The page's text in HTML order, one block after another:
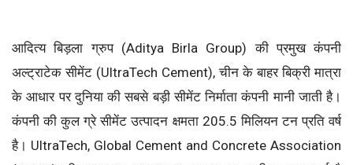
आदित्य बिड़ला ग्रुप (Aditya Birla Group) की प्रमुख कंपनी
अल्ट्राटेक सीमेंट (UltraTech Cement), चीन के बाहर बिक्री मात्रा
के आधार पर दुनिया की सबसे बड़ी सीमेंट निर्माता कंपनी मानी जाती है।
कंपनी की कुल ग्रे सीमेंट उत्पादन क्षमता 205.5 मिलियन टन प्रति वर्ष
है। UltraTech, Global Cement and Concrete Association